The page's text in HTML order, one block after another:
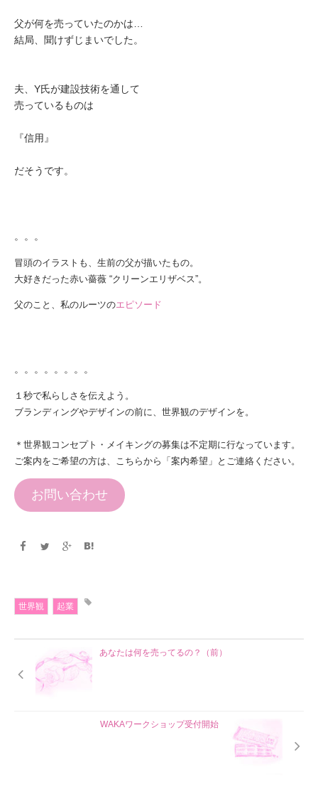
父が何を売っていたのかは…
結局、聞けずじまいでした。
夫、Y氏が建設技術を通して
売っているものは
『信用』
だそうです。
。。。
冒頭のイラストも、生前の父が描いたもの。
大好きだった赤い薔薇 “クリーンエリザベス”。
父のこと、私のルーツのエピソード
。。。。。。。。
１秒で私らしさを伝えよう。
ブランディングやデザインの前に、世界観のデザインを。
＊世界観コンセプト・メイキングの募集は不定期に行なっています。
ご案内をご希望の方は、こちらから「案内希望」とご連絡ください。
お問い合わせ
世界観 起業
あなたは何を売ってるの？（前）
WAKAワークショップ受付開始